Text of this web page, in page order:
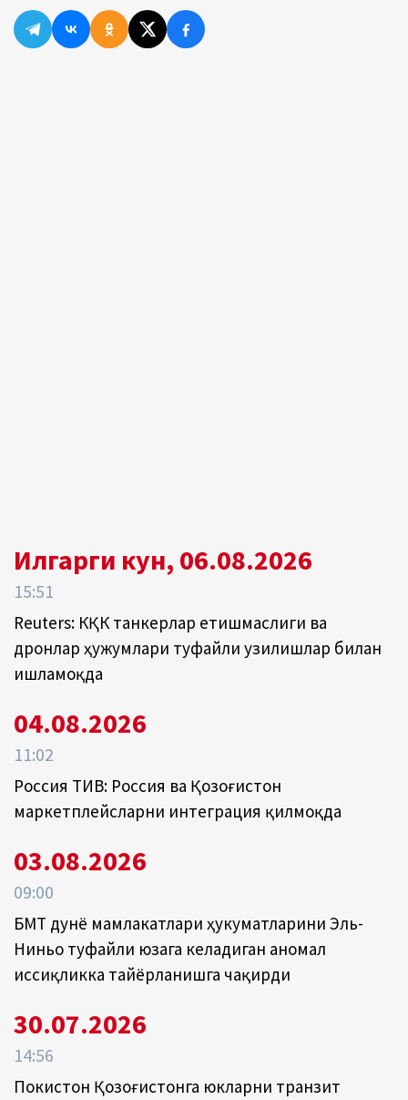
Илгарги кун, 06.08.2026
15:51
Reuters: КҚК танкерлар етишмаслиги ва
дронлар ҳужумлари туфайли узилишлар билан
ишламоқда
04.08.2026
11:02
Россия ТИВ: Россия ва Қозоғистон
маркетплейсларни интеграция қилмоқда
03.08.2026
09:00
БМТ дунё мамлакатлари ҳукуматларини Эль-
Ниньо туфайли юзага келадиган аномал
иссиқликка тайёрланишга чақирди
30.07.2026
14:56
Покистон Қозоғистонга юкларни транзит